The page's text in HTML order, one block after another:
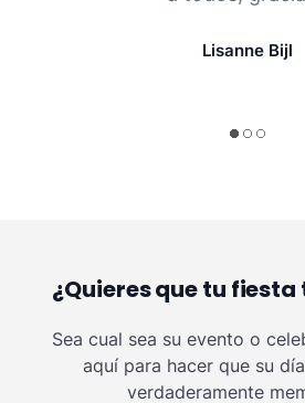
Lisanne Bijl
¿Quieres que tu
Sea cual sea su evento o
aquí para hacer que su
verdaderamente